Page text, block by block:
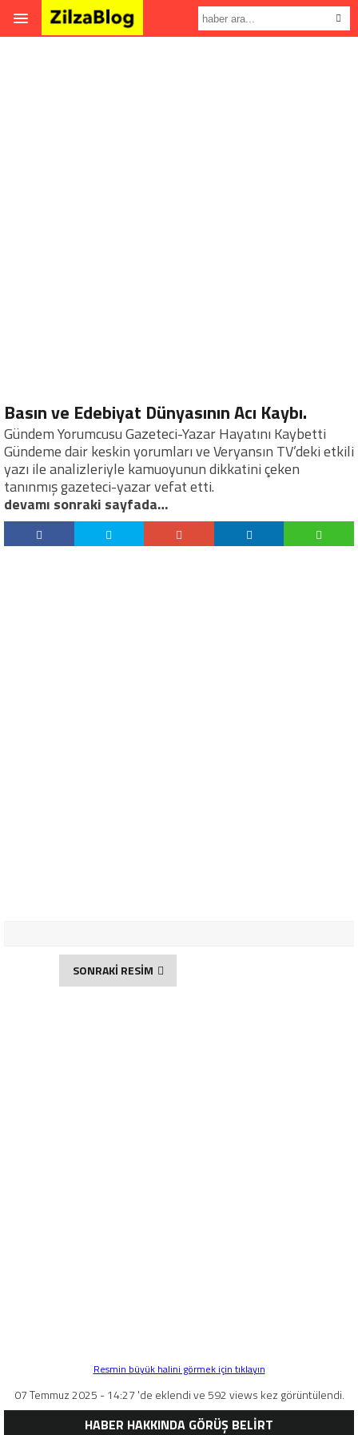
Basın ve Edebiyat Dünyasının Acı Kaybı.
Gündem Yorumcusu Gazeteci-Yazar Hayatını Kaybetti
Gündeme dair keskin yorumları ve Veryansın TV’deki etkili
yazı ile analizleriyle kamuoyunun dikkatini çeken
tanınmış gazeteci-yazar vefat etti.
devamı sonraki sayfada…
SONRAKİ RESİM
Resmin büyük halini görmek için tıklayın
07 Temmuz 2025 - 14:27 'de eklendi ve 592 views kez görüntülendi.
HABER HAKKINDA GÖRÜŞ BELİRT